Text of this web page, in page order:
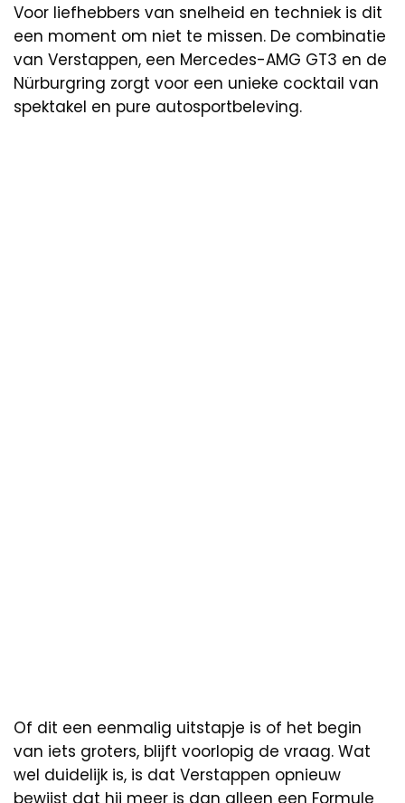
Voor liefhebbers van snelheid en techniek is dit
een moment om niet te missen. De combinatie
van Verstappen, een Mercedes-AMG GT3 en de
Nürburgring zorgt voor een unieke cocktail van
spektakel en pure autosportbeleving.
Of dit een eenmalig uitstapje is of het begin
van iets groters, blijft voorlopig de vraag. Wat
wel duidelijk is, is dat Verstappen opnieuw
bewijst dat hij meer is dan alleen een Formule